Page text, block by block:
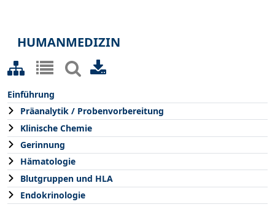
HUMANMEDIZIN
Einführung
Präanalytik / Probenvorbereitung
Klinische Chemie
Gerinnung
Hämatologie
Blutgruppen und HLA
Endokrinologie